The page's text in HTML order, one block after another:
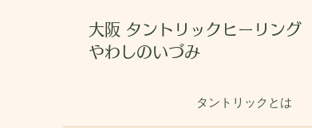
大阪 タントリックヒーリング
やわしのいづみ
タントリックとは